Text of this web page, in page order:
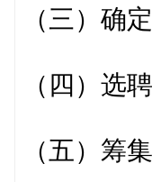
（三）确
（四）选
（五）筹